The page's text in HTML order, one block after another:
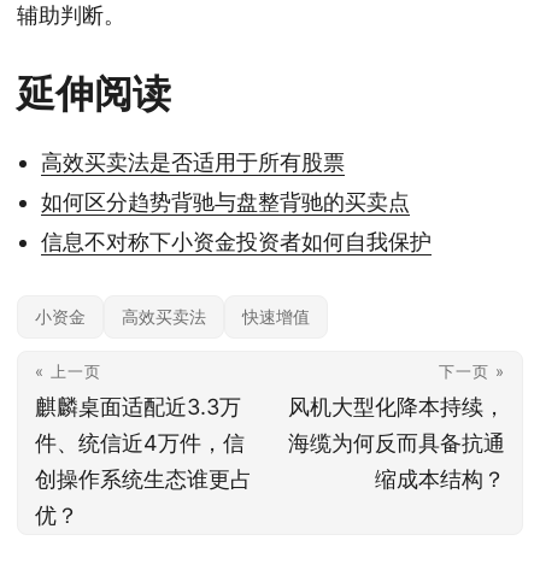
辅助判断。
延伸阅读
高效买卖法是否适用于所有股票
如何区分趋势背驰与盘整背驰的买卖点
信息不对称下小资金投资者如何自我保护
小资金 高效买卖法 快速增值
« 上一页
麒麟桌面适配近3.3万
件、统信近4万件，信
创操作系统生态谁更占
优？
下一页 »
风机大型化降本持续，
海缆为何反而具备抗通
缩成本结构？